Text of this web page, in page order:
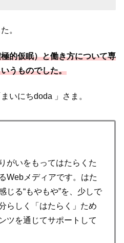
。
的仮眠）と働き方について専
うものでした。
いにちdoda 」さま。
がいをもってはたらくた
Webメディアです。はた
じる“もやもや”を、少しで
らしく「はたらく」ため
ツを通じてサポートして